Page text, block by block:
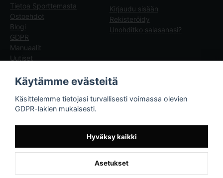
Tietoa Sporttemasta
Ostoehdot
Blogi
GDPR
Manuaalit
Uutiset
Kirjaudu sisään
Rekisteröidy
Unohditko salasanasi?
Sporttema
Drottninggatan 47
Käytämme evästeitä
Käsittelemme tietojasi turvallisesti voimassa olevien
GDPR-lakien mukaisesti.
Hyväksy kaikki
Asetukset